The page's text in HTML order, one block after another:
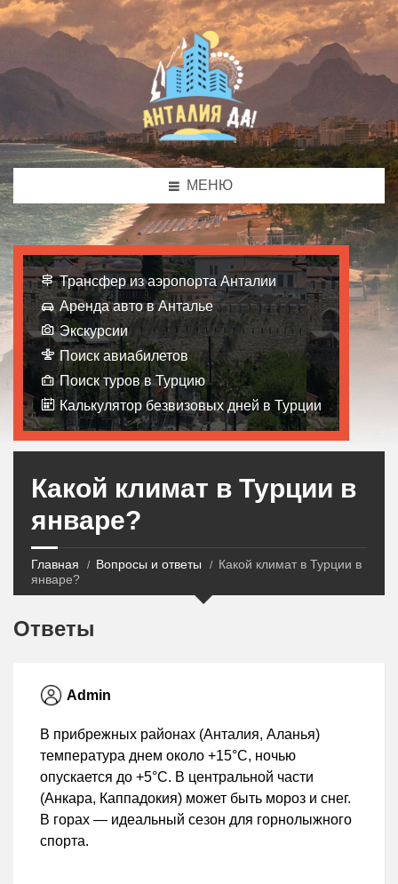
МЕНЮ
Трансфер из аэропорта Анталии
Аренда авто в Анталье
Экскурсии
Поиск авиабилетов
Поиск туров в Турцию
Калькулятор безвизовых дней в Турции
Какой климат в Турции в
январе?
Главная Вопросы и ответы
Какой климат в Турции в
январе?
Ответы
Admin
В прибрежных районах (Анталия, Аланья)
температура днем около +15°C, ночью
опускается до +5°C. В центральной части
(Анкара, Каппадокия) может быть мороз и снег.
В горах — идеальный сезон для горнолыжного
спорта.